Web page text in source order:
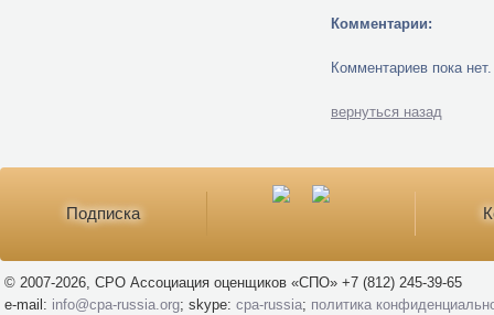
Комментарии:
Комментариев пока нет.
вернуться назад
Подписка
© 2007-2026, СРО Ассоциация оценщиков «СПО» +7 (812) 245-39-65
e-mail: info@cpa-russia.org; skype: cpa-russia; политика